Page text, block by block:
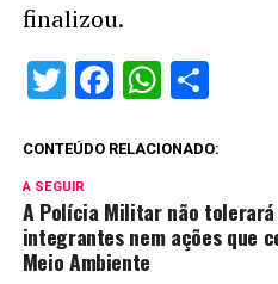
finalizou.
Twitter
Facebook
CONTEÚDO RELACIONADO:
A SEGUIR
A Polícia Militar não tolerará
integrantes nem ações que
Meio Ambiente